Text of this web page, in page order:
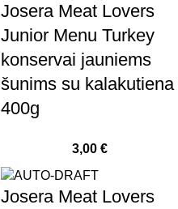
Josera Meat Lovers
Junior Menu Turkey
konservai jauniems
šunims su kalakutiena
400g
3,00 €
Josera Meat Lovers